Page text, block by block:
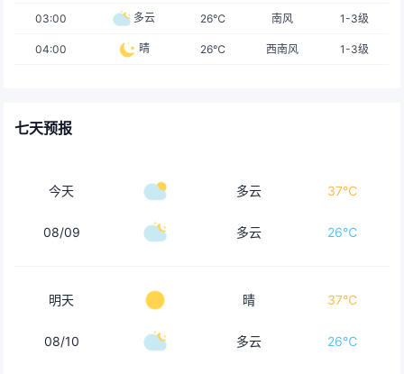
03:00 多云 26℃ 南风 1-3级
04:00 晴 26℃ 西南风 1-3级
七天预报
今天 多云 37℃
08/09 多云 26℃
明天 晴 37℃
08/10 多云 26℃